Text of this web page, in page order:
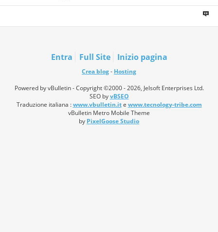
Entra Full Site Inizio pagina
Crea blog- Hosting
Powered by vBulletin - Copyright ©2000 - 2026, Jelsoft Enterprises Ltd.
SEO byvBSEO
Traduzione italiana :www.vbulletin.ite www.tecnology-tribe.com
vBulletin Metro Mobile Theme
by PixelGoose Studio